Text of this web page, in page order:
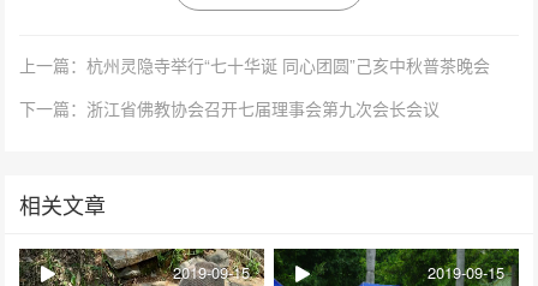
上一篇：杭州灵隐寺举行“七十华诞 同心团圆”己亥中秋普茶晚会
下一篇：浙江省佛教协会召开七届理事会第九次会长会议
相关文章
2019-09-15 2019-09-15